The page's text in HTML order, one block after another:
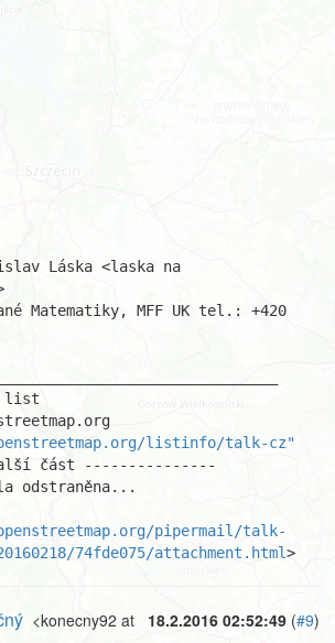
Láska <laska na
Matematiky, MFF UK tel.: +420
list
listinfo/talk-cz"
část ---------------
odstraněna...
pipermail/talk-
74fde075/attachment.html>
18.2.2016 02:52:49 (#9)
<konecny92 at